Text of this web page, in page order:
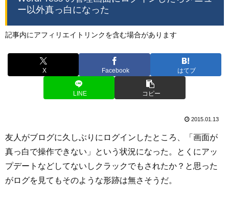
ー以外真っ白になった
記事内にアフィリエイトリンクを含む場合があります
X Facebook はてブ
LINE コピー
2015.01.13
友人がブログに久しぶりにログインしたところ、「画面が
真っ白で操作できない」という状況になった。とくにアッ
プデートなどしてないしクラックでもされたか？と思った
がログを見てもそのような形跡は無さそうだ。